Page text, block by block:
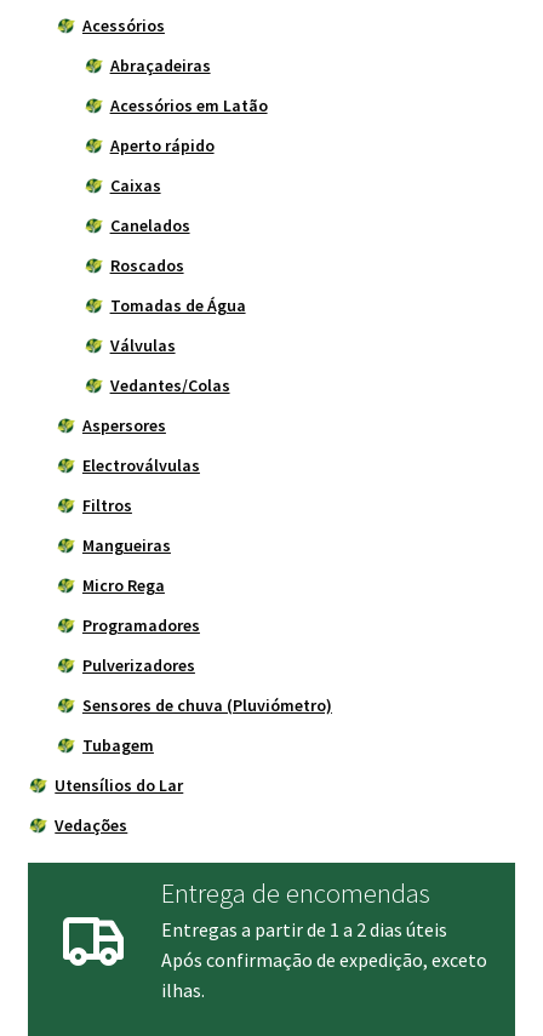
Acessórios
Abraçadeiras
Acessórios em Latão
Aperto rápido
Caixas
Canelados
Roscados
Tomadas de Água
Válvulas
Vedantes/Colas
Aspersores
Electroválvulas
Filtros
Mangueiras
Micro Rega
Programadores
Pulverizadores
Sensores de chuva (Pluviómetro)
Tubagem
Utensílios do Lar
Vedações
Entrega de encomendas
Entregas a partir de 1 a 2 dias úteis
Após confirmação de expedição, exceto
ilhas.